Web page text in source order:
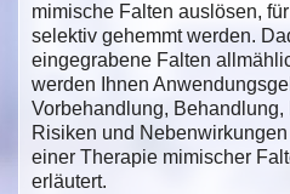
mimische Falten auslösen,
selektiv gehemmt werden.
eingegrabene Falten
werden Ihnen
Vorbehandlung,
Risiken und
einer Therapie mimischer
erläutert.